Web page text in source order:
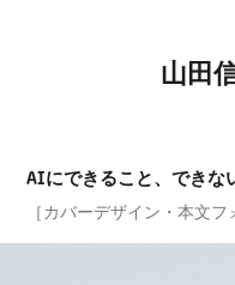
山田
AIにできること、できな
［カバーデザイン・本文フ